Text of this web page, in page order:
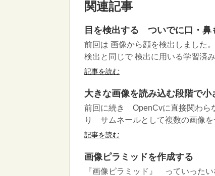
関連記事
目を検出する ついでに口・鼻
前回は 画像から顔を検出しました
検出と同じで 検出に用いる学習済
記事を読む
大きな画像を読み込む段階で小
前回に続き OpenCvに直接関わら
り サムネールとして複数の画像を
記事を読む
画像ピラミッドを作成する
『画像ピラミッド』 っていった